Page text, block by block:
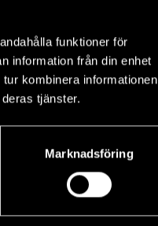
funktioner för
information från din enhet
kombinera informationen
tjänster.
Marknadsföring